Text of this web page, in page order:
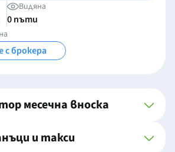
Видяна
0 пъти
с брокера
месечна вноска
и такси